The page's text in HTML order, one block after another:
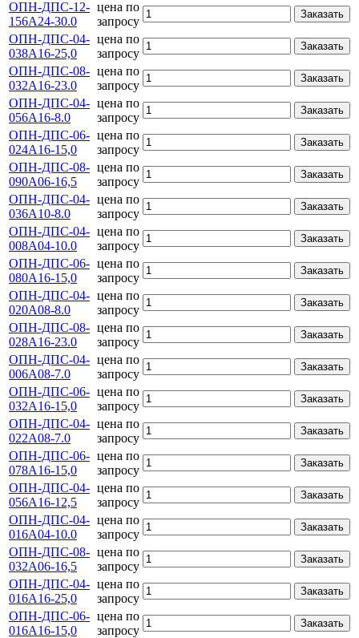
ОПН-ДПС-12-
156А24-30.0
цена по
запросу
Заказать
ОПН-ДПС-04-
038А16-25,0
цена по
запросу
Заказать
ОПН-ДПС-08-
032А16-23.0
цена по
запросу
Заказать
ОПН-ДПС-04-
056А16-8.0
цена по
запросу
Заказать
ОПН-ДПС-06-
024А16-15,0
цена по
запросу
Заказать
ОПН-ДПС-08-
090А06-16,5
цена по
запросу
Заказать
ОПН-ДПС-04-
036А10-8.0
цена по
запросу
Заказать
ОПН-ДПС-04-
008А04-10.0
цена по
запросу
Заказать
ОПН-ДПС-06-
080А16-15,0
цена по
запросу
Заказать
ОПН-ДПС-04-
020А08-8.0
цена по
запросу
Заказать
ОПН-ДПС-08-
028А16-23.0
цена по
запросу
Заказать
ОПН-ДПС-04-
006А08-7.0
цена по
запросу
Заказать
ОПН-ДПС-06-
032А16-15,0
цена по
запросу
Заказать
ОПН-ДПС-04-
022А08-7.0
цена по
запросу
Заказать
ОПН-ДПС-06-
078А16-15,0
цена по
запросу
Заказать
ОПН-ДПС-04-
056А16-12,5
цена по
запросу
Заказать
ОПН-ДПС-04-
016А04-10.0
цена по
запросу
Заказать
ОПН-ДПС-08-
032А06-16,5
цена по
запросу
Заказать
ОПН-ДПС-04-
016А16-25,0
цена по
запросу
Заказать
ОПН-ДПС-06-
016А16-15,0
цена по
запросу
Заказать